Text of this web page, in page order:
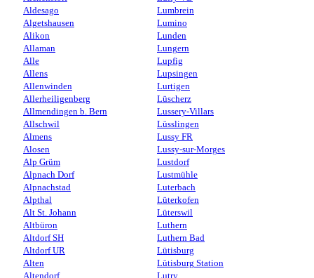
Aldesago
Algetshausen
Alikon
Allaman
Alle
Allens
Allenwinden
Allerheiligenberg
Allmendingen b. Bern
Allschwil
Almens
Alosen
Alp Grüm
Alpnach Dorf
Alpnachstad
Alpthal
Alt St. Johann
Altbüron
Altdorf SH
Altdorf UR
Alten
Altendorf
Lumbrein
Lumino
Lunden
Lungern
Lupfig
Lupsingen
Lurtigen
Lüscherz
Lussery-Villars
Lüsslingen
Lussy FR
Lussy-sur-Morges
Lustdorf
Lustmühle
Luterbach
Lüterkofen
Lüterswil
Luthern
Luthern Bad
Lütisburg
Lütisburg Station
Lutry